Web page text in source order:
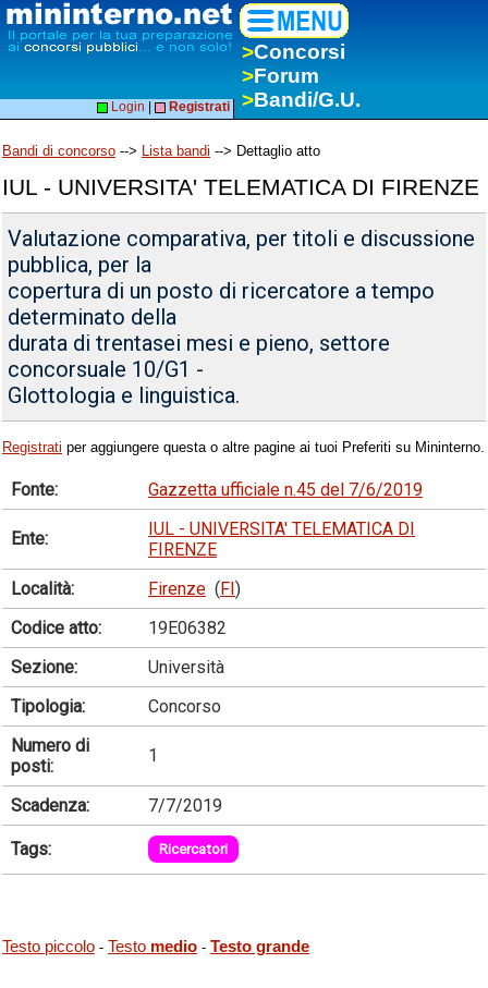
>Concorsi
>Forum
>Bandi/G.U.
Login Registrati
Bandi di concorso --> Lista bandi --> Dettaglio atto
IUL - UNIVERSITA' TELEMATICA DI FIRENZE
Valutazione comparativa, per titoli e discussione
pubblica, per la
copertura di un posto di ricercatore a tempo
determinato della
durata di trentasei mesi e pieno, settore
concorsuale 10/G1 -
Glottologia e linguistica.
Registrati per aggiungere questa o altre pagine ai tuoi Preferiti su Mininterno.
Fonte: Gazzetta ufficiale n.45 del 7/6/2019
Ente:
IUL - UNIVERSITA' TELEMATICA DI
FIRENZE
Località:
Firenze (FI)
Codice atto:
19E06382
Sezione:
Università
Tipologia:
Concorso
Numero di
posti:
1
Scadenza: 7/7/2019
Tags: Ricercatori
Testo piccolo - Testo medio - Testo grande